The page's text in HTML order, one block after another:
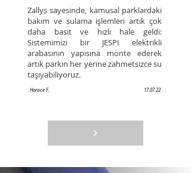
Zallys sayesinde, kamusal parklardaki
bakım ve sulama işlemleri artık çok
daha basit ve hızlı hale geldi:
Sistemimizi bir JESPI elektrikli
arabasının yapısına monte ederek
artık parkın her yerine zahmetsizce su
taşıyabiliyoruz.
Horace F. 17.07.22